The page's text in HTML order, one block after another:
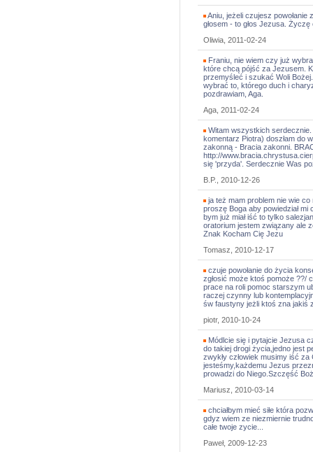
Aniu, jeżeli czujesz
głosem - to głos Jezusa. Życzę
Oliwia, 2011-02-24
Franiu, nie wiem czy już
które chcą pójść za Jezusem.
przemyśleć i szukać Woli
wybrać to, którego duch i
pozdrawiam, Aga.
Aga, 2011-02-24
Witam wszystkich
komentarz Piotra) doszłam do
zakonną - Bracia zakonni.
http://
się 'przyda'. Serdecznie Was
B.P., 2010-12-26
ja też mam problem nie wie
proszę Boga aby powiedział mi
bym już miał iść to tylko
oratorium jestem związany ale
Znak Kocham Cię Jezu
Tomasz, 2010-12-17
czuje powołanie do życia
zgłosić może ktoś pomoże ??/
prace na roli pomoc starszym
raczej czynny lub
św faustyny jeżli ktoś zna jakiś
piotr, 2010-10-24
Módlcie się i pytajcie Jezusa
do takiej drogi życia,jedno jest
zwykły człowiek musimy iść
jesteśmy,każdemu Jezus
prowadzi do Niego.Szczęść
Mariusz, 2010-03-14
chciałbym mieć siłe która
gdyz wiem ze niezmiernie
całe twoje zycie...
Paweł, 2009-12-23